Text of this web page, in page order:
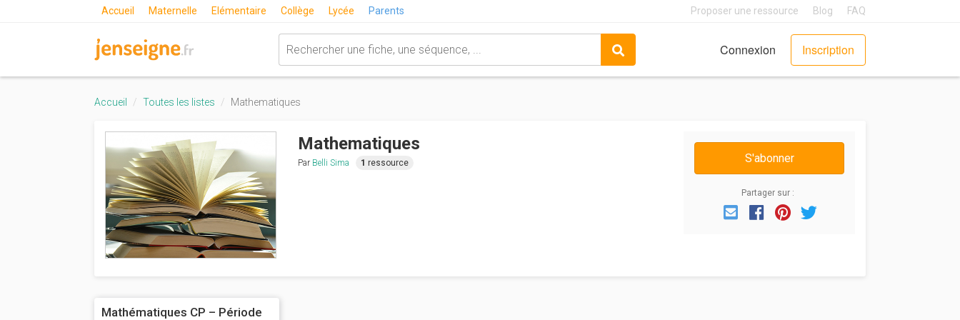
Accueil Maternelle Elémentaire Collège Lycée Parents Proposer une ressource Blog FAQ
Connexion Inscription
Accueil Toutes les listes Mathematiques
Mathematiques
Par Belli Sima 1 ressource S'abonner
Partager sur :
EmailFacebook
Pinterest
Mathématiques CP – Période